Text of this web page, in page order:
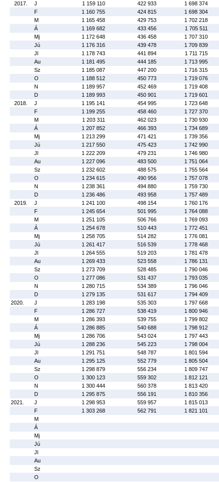
2017.
J 1 159 110 422 933
1 698 374
F
1 160 755 424 815
1 698 304
M
1 165 458 429 753
1 702 218
Á
1 169 682 433 456
1 705 511
Mj
1 172 648 436 458
1 707 310
Jú
1 176 316 439 478
1 709 839
Jl
1 178 743 441 894
1 711 715
Au
1 181 495 444 185
1 713 995
Sz
1 185 087 447 200
1 716 315
O
1 188 512 450 773
1 719 076
N
1 189 957 452 469
1 719 408
D
1 189 993 450 901
1 719 601
2018.
J 1 195 141 454 995
1 723 648
F
1 199 255 458 460
1 727 370
M
1 203 311 462 023
1 730 930
Á
1 207 852 466 393
1 734 689
Mj
1 213 299 471 421
1 739 356
Jú
1 217 550 475 423
1 742 990
Jl
1 222 209 479 231
1 746 980
Au
1 227 096 483 500
1 751 064
Sz
1 232 602 488 575
1 755 564
O
1 234 615 490 956
1 757 078
N
1 238 361 494 880
1 759 730
D
1 236 486 493 958
1 757 489
2019.
J 1 241 100 498 154
1 760 176
F
1 245 654 501 995
1 764 088
M
1 251 105 506 766
1 769 093
Á
1 254 678 510 443
1 772 451
Mj
1 258 705 514 282
1 776 081
Jú
1 261 417 516 539
1 778 468
Jl
1 264 555 519 203
1 781 478
Au
1 269 433 523 558
1 786 131
Sz
1 273 709 528 485
1 790 046
O
1 277 086 531 437
1 793 035
N
1 280 715 534 389
1 796 046
D
1 279 135 531 617
1 794 409
2020.
J 1 283 198 535 303
1 797 668
F
1 286 727 538 419
1 800 946
M
1 286 393 539 755
1 799 802
Á
1 286 885 540 688
1 798 912
Mj
1 286 706 543 024
1 797 443
Jú
1 288 236 545 223
1 798 004
Jl
1 291 751 548 787
1 801 594
Au
1 295 125 552 779
1 805 504
Sz
1 298 879 556 234
1 809 747
O
1 300 123 559 302
1 812 121
N
1 300 444 560 378
1 813 420
D
1 295 875 556 191
1 810 356
2021.
J 1 298 953 559 957
1 815 013
F
1 303 268 562 791
1 821 101
M
Á
Mj
Jú
Jl
Au
Sz
O